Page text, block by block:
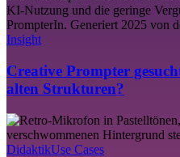
gesucht
–
ein
Jobprofil
in
alten
Strukturen?
Insight
Creative Prompter
alten Strukturen?
KI-
Powerpoint-
Karaoke
DidaktikUse Cases